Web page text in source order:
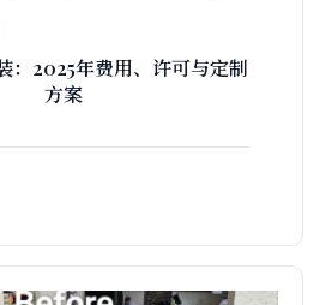
：2025年费用、许可与定制
方案